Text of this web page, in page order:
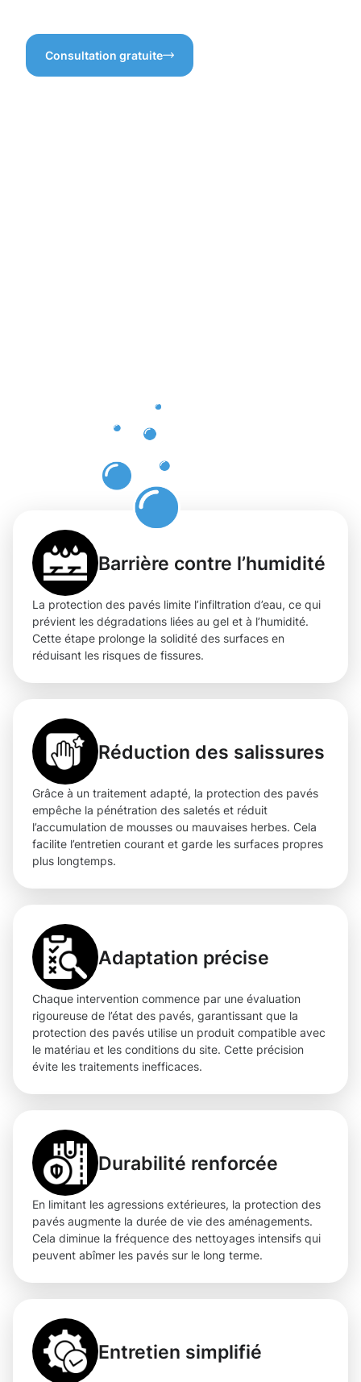
Consultation gratuite
Barrière contre l’humidité
La protection des pavés limite l’infiltration d’eau, ce qui
prévient les dégradations liées au gel et à l’humidité.
Cette étape prolonge la solidité des surfaces en
réduisant les risques de fissures.
Réduction des salissures
Grâce à un traitement adapté, la protection des pavés
empêche la pénétration des saletés et réduit
l’accumulation de mousses ou mauvaises herbes. Cela
facilite l’entretien courant et garde les surfaces propres
plus longtemps.
Adaptation précise
Chaque intervention commence par une évaluation
rigoureuse de l’état des pavés, garantissant que la
protection des pavés utilise un produit compatible avec
le matériau et les conditions du site. Cette précision
évite les traitements inefficaces.
Durabilité renforcée
En limitant les agressions extérieures, la protection des
pavés augmente la durée de vie des aménagements.
Cela diminue la fréquence des nettoyages intensifs qui
peuvent abîmer les pavés sur le long terme.
Entretien simplifié